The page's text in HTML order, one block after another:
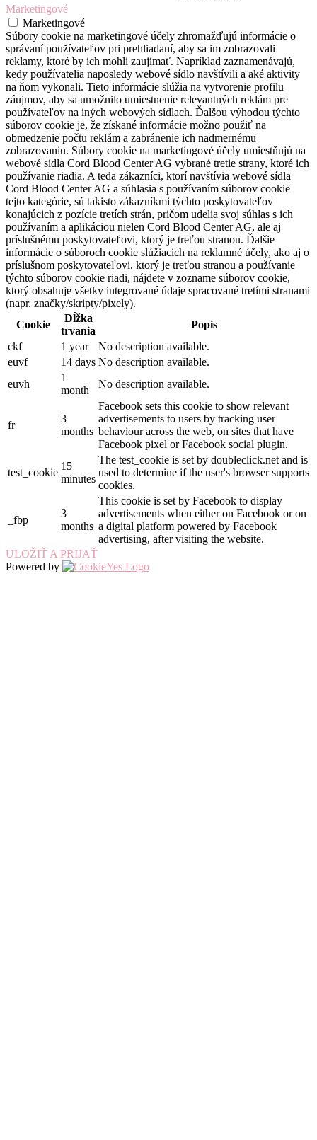
Marketingové
Marketingové
Súbory cookie na marketingové účely zhromažďujú informácie o
správaní používateľov pri prehliadaní, aby sa im zobrazovali
reklamy, ktoré by ich mohli zaujímať. Napríklad zaznamenávajú,
kedy používatelia naposledy webové sídlo navštívili a aké aktivity
na ňom vykonali. Tieto informácie slúžia na vytvorenie profilu
záujmov, aby sa umožnilo umiestnenie relevantných reklám pre
používateľov na iných webových sídlach. Ďalšou výhodou týchto
súborov cookie je, že získané informácie možno použiť na
obmedzenie počtu reklám a zabránenie ich nadmernému
zobrazovaniu. Súbory cookie na marketingové účely umiestňujú na
webové sídla Cord Blood Center AG vybrané tretie strany, ktoré ich
používanie riadia. A teda zákazníci, ktorí navštívia webové sídla
Cord Blood Center AG a súhlasia s používaním súborov cookie
tejto kategórie, sú takisto zákazníkmi týchto poskytovateľov
konajúcich z pozície tretích strán, pričom udelia svoj súhlas s ich
používaním a aplikáciou nielen Cord Blood Center AG, ale aj
príslušnému poskytovateľovi, ktorý je treťou stranou. Ďalšie
informácie o súboroch cookie slúžiacich na reklamné účely, ako aj o
príslušnom poskytovateľovi, ktorý je treťou stranou a používanie
týchto súborov cookie riadi, nájdete v zozname súborov cookie,
ktorý obsahuje všetky integrované údaje spracované tretími stranami
(napr. značky/skripty/pixely).
Cookie
Dĺžka
trvania
Popis
ckf
1 year
No description available.
euvf
14 days No description available.
euvh
1
month
No description available.
fr
3
months
Facebook sets this cookie to show relevant
advertisements to users by tracking user
behaviour across the web, on sites that have
Facebook pixel or Facebook social plugin.
test_cookie
15
minutes
The test_cookie is set by doubleclick.net and is
used to determine if the user's browser supports
cookies.
_fbp
3
months
This cookie is set by Facebook to display
advertisements when either on Facebook or on
a digital platform powered by Facebook
advertising, after visiting the website.
ULOŽIŤ A PRIJAŤ
Powered by